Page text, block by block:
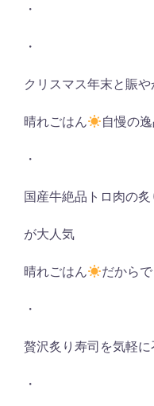
・
・
クリスマス年末と賑
晴れごはん 自慢の
・
国産牛絶品トロ肉の炙
が大人気
晴れごはん だから
・
贅沢炙り寿司を気軽
・